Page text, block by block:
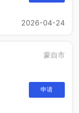
2026-04-24
蒙自市
申请